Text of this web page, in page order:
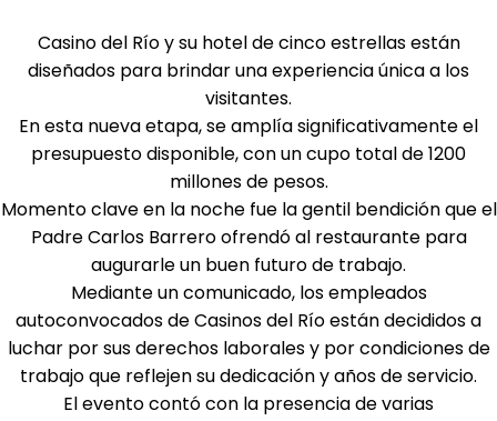
Casino del Río y su hotel de cinco estrellas están
diseñados para brindar una experiencia única a los
visitantes.
En esta nueva etapa, se amplía significativamente el
presupuesto disponible, con un cupo total de 1200
millones de pesos.
Momento clave en la noche fue la gentil bendición que el
Padre Carlos Barrero ofrendó al restaurante para
augurarle un buen futuro de trabajo.
Mediante un comunicado, los empleados
autoconvocados de Casinos del Río están decididos a
luchar por sus derechos laborales y por condiciones de
trabajo que reflejen su dedicación y años de servicio.
El evento contó con la presencia de varias